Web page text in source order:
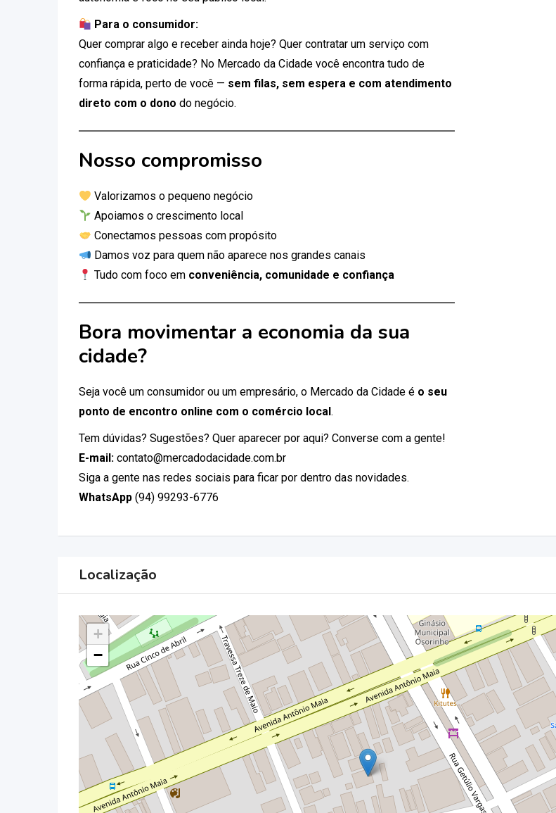
Para o consumidor:
Quer comprar algo e receber ainda hoje? Quer contratar um serviço com
confiança e praticidade? No Mercado da Cidade você encontra tudo de
forma rápida, perto de você — sem filas, sem espera e com atendimento
direto com o dono do negócio.
Nosso compromisso
Valorizamos o pequeno negócio
Apoiamos o crescimento local
Conectamos pessoas com propósito
Damos voz para quem não aparece nos grandes canais
Tudo com foco em conveniência, comunidade e confiança
Bora movimentar a economia da sua
cidade?
Seja você um consumidor ou um empresário, o Mercado da Cidade é o seu
ponto de encontro online com o comércio local.
Tem dúvidas? Sugestões? Quer aparecer por aqui? Converse com a gente!
E-mail: contato@mercadodacidade.com.br
Siga a gente nas redes sociais para ficar por dentro das novidades.
WhatsApp (94) 99293-6776
Localização
+
−